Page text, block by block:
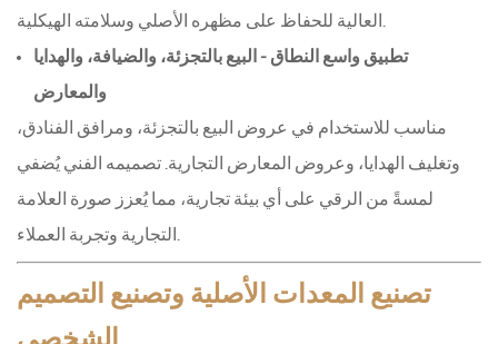
تطبيق واسع النطاق - البيع بالتجزئة، والضيافة، والهدايا
والمعارض
مناسب للاستخدام في عروض البيع بالتجزئة، ومرافق الفنادق،
وتغليف الهدايا، وعروض المعارض التجارية. تصميمه الفني يُضفي
لمسةً من الرقي على أي بيئة تجارية، مما يُعزز صورة العلامة
تصنيع المعدات الأصلية وتصنيع التصميم